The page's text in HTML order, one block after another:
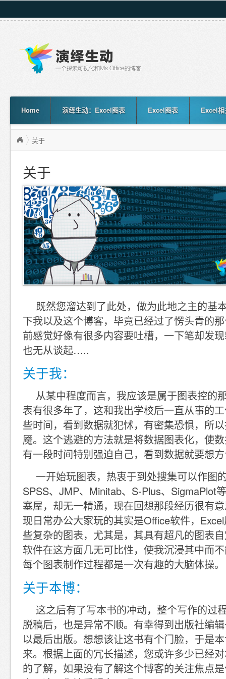
Home 演绎生动：Excel图表 Excel图表 Excel相
关于
关于
既然您溜达到了此处，做为此地之主的基
下我以及这个博客，毕竟已经过了愣头青的
前感觉好像有很多内容要吐槽，一下笔却发
也无从谈起…..
关于我：
从某中程度而言，我应该是属于图表控的
表有很多年了，这和我出学校后一直从事的
些时间，看到数据就犯怵，有密集恐惧，所
魇。这个逃避的方法就是将数据图表化，使
有一段时间特别强迫自己，看到数据就要想
一开始玩图表，热衷于到处搜集可以作图
SPSS、JMP、Minitab、S-Plus、SigmaPlot
塞屋，却无一精通，现在回想那段经历很有
现日常办公大家玩的其实是Office软件，
些复杂的图表，尤其是，其具有超凡的图表
软件在这方面几无可比性，使我沉浸其中而
每个图表制作过程都是一次有趣的大脑体操。
关于本博：
这之后有了写本书的冲动，整个写作的过
脱稿后，也是异常不顺。有幸得到出版社编
以最后出版。想想该让这书有个门脸，于是
来。根据上面的冗长描述，您或许多少已经
的了解，如果没有了解这个博客的关注焦点